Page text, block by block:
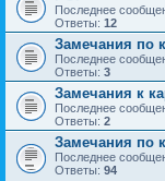
Последнее
Ответы: 12
Замечания по
Последнее
Ответы: 3
Замечания к
Последнее
Ответы: 2
Замечания по
Последнее
Ответы: 94